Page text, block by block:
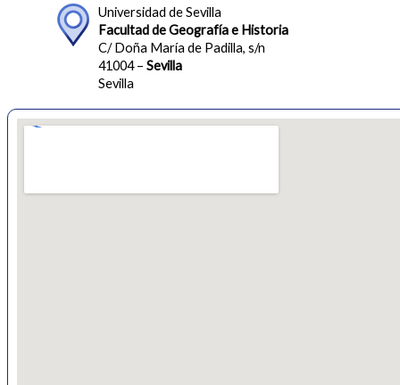
Universidad de Sevilla
Facultad de Geografía e Historia
C/ Doña María de Padilla, s/n
41004 – Sevilla
Sevilla